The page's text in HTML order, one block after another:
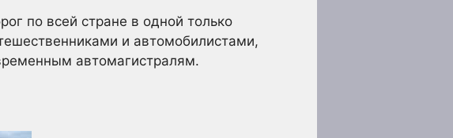
по всей стране в одной только
и автомобилистами,
автомагистралям.